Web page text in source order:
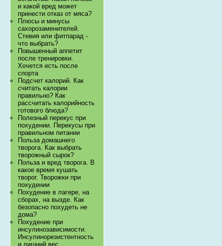
и какой вред может
принести отказ от мяса?
Плюсы и минусы
сахорозаменителей.
Стевия или фитпарад -
что выбрать?
Повышенный аппетит
после тренировки.
Хочется есть после
спорта
Подсчет калорий. Как
считать калории
правильно? Как
рассчитать калорийность
готового блюда?
Полезный перекус при
похудении. Перекусы при
правильном питании
Польза домашнего
творога. Как выбрать
творожный сырок?
Польза и вред творога. В
какое время кушать
творог. Творожки при
похудении
Похудение в лагере, на
сборах, на вызде. Как
безопасно похудеть не
дома?
Похудение при
инсулинозависимости.
Инсулинорезистентность
и лишний вес